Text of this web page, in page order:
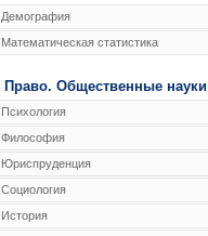
Демография
Математическая статистика
Право. Общественные науки
Психология
Философия
Юриспруденция
Социология
История